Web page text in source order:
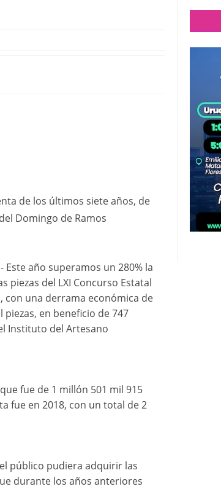
de los últimos siete años, de
Domingo de Ramos
Este año superamos un 280% la
piezas del LXI Concurso Estatal
con una derrama económica de
en beneficio de 747
Instituto del Artesano
fue de 1 millón 501 mil 915
fue en 2018, con un total de 2
público pudiera adquirir las
durante los años anteriores